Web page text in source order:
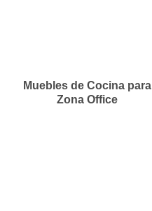
Muebles de Cocina para
Zona Office